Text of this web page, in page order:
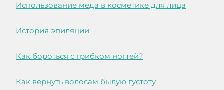
Использование меда в косметике для лица
История эпиляции
Как бороться с грибком ногтей?
Как вернуть волосам былую густоту